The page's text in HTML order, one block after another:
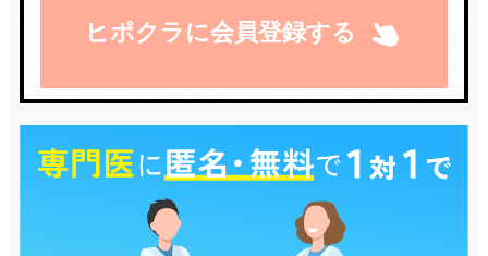
ヒポクラに会員登録する